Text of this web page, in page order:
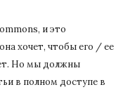
и это
хочет, чтобы его / ее
Но мы должны
в полном доступе в